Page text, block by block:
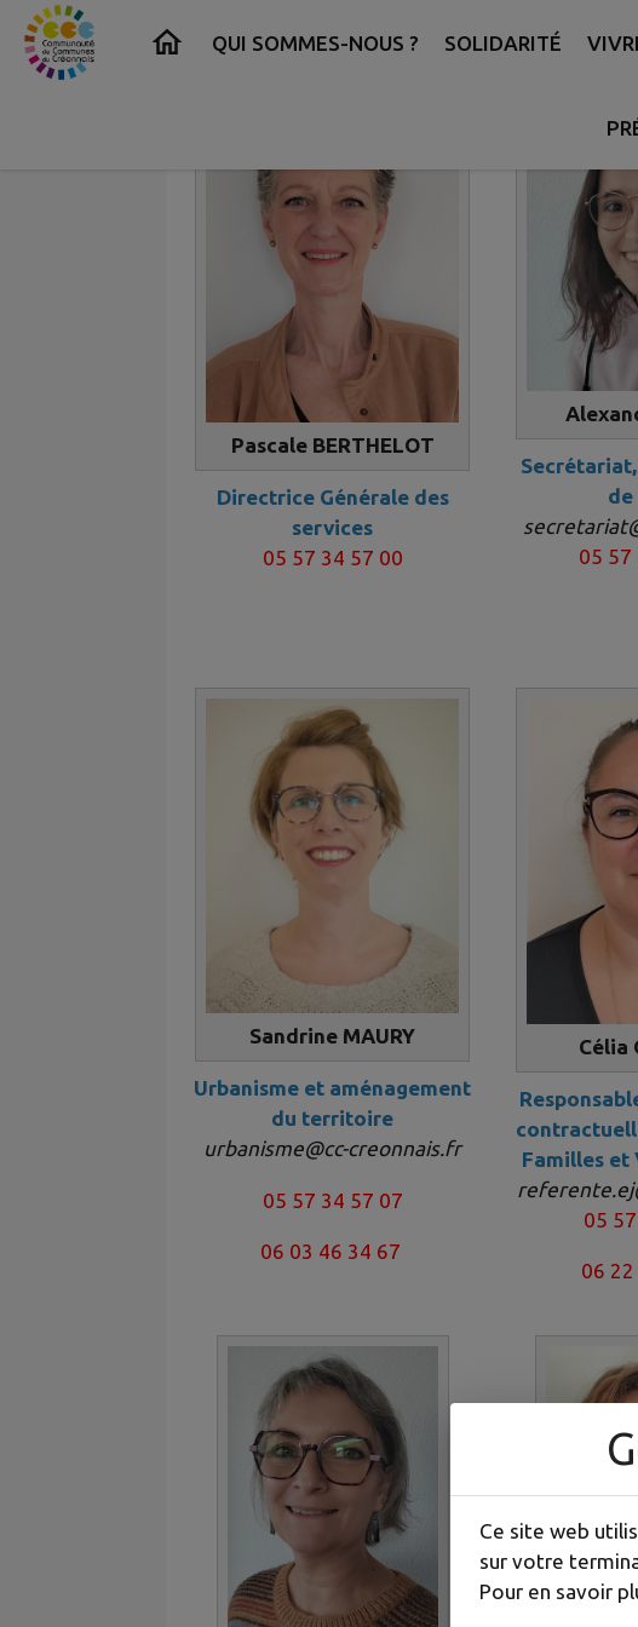
Contenu Menu Recherche Pied de page
QUI SOMMES-NOUS ? SOLIDARITÉ
Pascale BERTHELOT
Directrice Générale des
services
05 57 34 57 00
de
05 57
Sandrine MAURY
Urbanisme et aménagement
du territoire
urbanisme@cc-creonnais.fr
05 57 34 57 07
06 03 46 34 67
Célia
Familles et
05
06
Ce site web
sur votre
Pour en savoir